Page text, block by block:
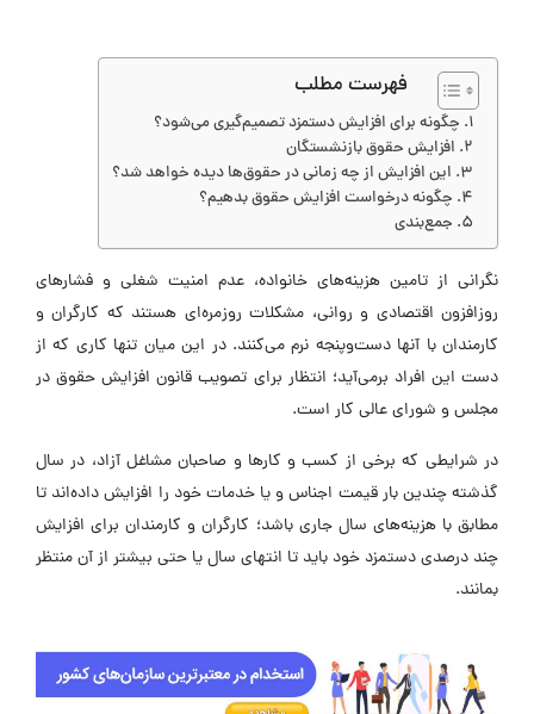
فهرست مطلب
چگونه برای افزایش دستمزد تصمیم‌گیری می‌شود؟
افزایش حقوق بازنشستگان
این افزایش از چه زمانی در حقوق‌ها دیده خواهد شد؟
چگونه درخواست افزایش حقوق بدهیم؟
جمع‌بندی
نگرانی از تامین هزینه‌های خانواده، عدم امنیت شغلی و فشارهای
روزافزون اقتصادی و روانی، مشکلات روزمره‌ای هستند که کارگران و
کارمندان با آنها دست‌وپنجه نرم می‌کنند. در این میان تنها کاری که از
دست این افراد برمی‌آید؛ انتظار برای تصویب قانون افزایش حقوق در
مجلس و شورای عالی کار است.
در شرایطی که برخی از کسب و کارها و صاحبان مشاغل آزاد، در سال
گذشته چندین بار قیمت اجناس و یا خدمات خود را افزایش داده‌اند تا
مطابق با هزینه‌های سال جاری باشد؛ کارگران و کارمندان برای افزایش
چند درصدی دستمزد خود باید تا انتهای سال یا حتی بیشتر از آن منتظر
بمانند.